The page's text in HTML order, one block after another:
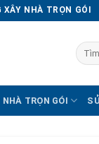
NHÀ TRỌN GÓI
Tìm
kiếm:
NHÀ TRỌN GÓI